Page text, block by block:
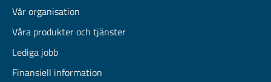
Vår organisation
Våra produkter och tjänster
Lediga jobb
Finansiell information